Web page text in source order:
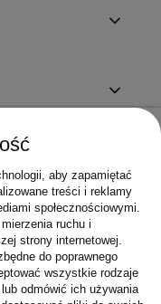
aby zapamiętać
treści i reklamy
społecznościowymi.
ruchu i
strony internetowej.
do poprawnego
wszystkie rodzaje
odmówić ich używania